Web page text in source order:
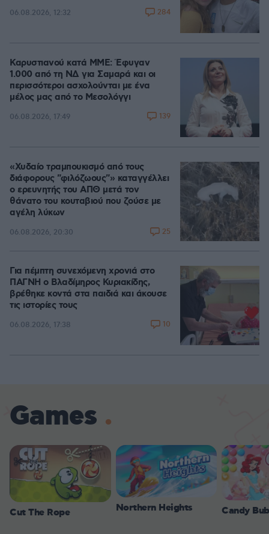
06.08.2026, 12:32 284
Καρυστιανού κατά ΜΜΕ: Έφυγαν
1.000 από τη ΝΔ για Σαμαρά και οι
περισσότεροι ασχολούνται με ένα
μέλος μας από το Μεσολόγγι
06.08.2026, 17:49 139
«Χυδαίο τραμπουκισμό από τους
διάφορους "φιλόζωους"» καταγγέλλει
ο ερευνητής του ΑΠΘ μετά τον
θάνατο του κουταβιού που ζούσε με
αγέλη λύκων
06.08.2026, 20:30 25
Για πέμπτη συνεχόμενη χρονιά στο
ΠΑΓΝΗ ο Βλαδίμηρος Κυριακίδης,
βρέθηκε κοντά στα παιδιά και άκουσε
τις ιστορίες τους
06.08.2026, 17:38 10
Games
Cut The Rope Northern Heights Candy